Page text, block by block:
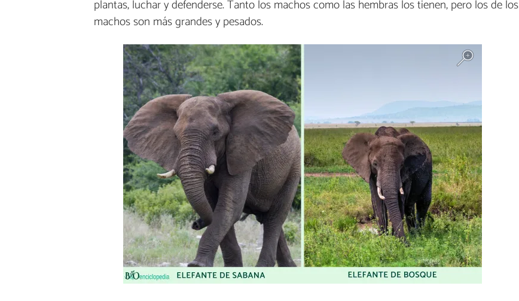
plantas, luchar y defenderse. Tanto los machos como las hembras los tienen, pero los de los
machos son más grandes y pesados.